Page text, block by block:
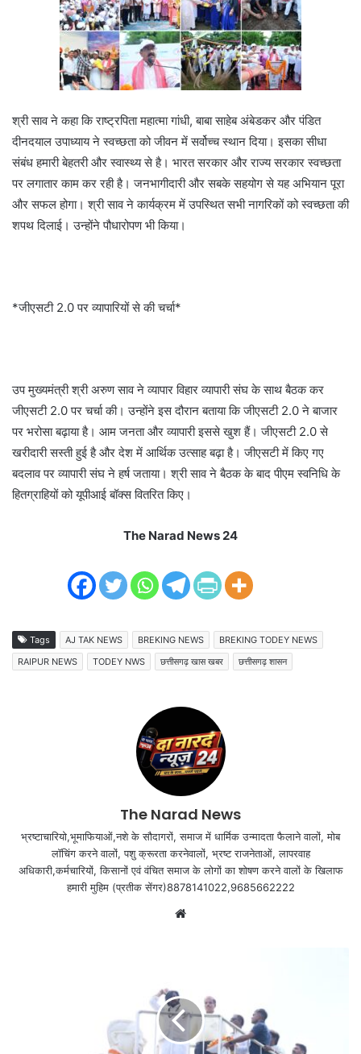
श्री साव ने कहा कि राष्ट्रपिता महात्मा गांधी, बाबा साहेब अंबेडकर और पंडित
दीनदयाल उपाध्याय ने स्वच्छता को जीवन में सर्वोच्च स्थान दिया। इसका सीधा
संबंध हमारी बेहतरी और स्वास्थ्य से है। भारत सरकार और राज्य सरकार स्वच्छता
पर लगातार काम कर रही है। जनभागीदारी और सबके सहयोग से यह अभियान पूरा
और सफल होगा। श्री साव ने कार्यक्रम में उपस्थित सभी नागरिकों को स्वच्छता की
शपथ दिलाई। उन्होंने पौधारोपण भी किया।
*जीएसटी 2.0 पर व्यापारियों से की चर्चा*
उप मुख्यमंत्री श्री अरुण साव ने व्यापार विहार व्यापारी संघ के साथ बैठक कर
जीएसटी 2.0 पर चर्चा की। उन्होंने इस दौरान बताया कि जीएसटी 2.0 ने बाजार
पर भरोसा बढ़ाया है। आम जनता और व्यापारी इससे खुश हैं। जीएसटी 2.0 से
खरीदारी सस्ती हुई है और देश में आर्थिक उत्साह बढ़ा है। जीएसटी में किए गए
बदलाव पर व्यापारी संघ ने हर्ष जताया। श्री साव ने बैठक के बाद पीएम स्वनिधि के
हितग्राहियों को यूपीआई बॉक्स वितरित किए।
The Narad News 24
Tags AJ TAK NEWS BREKING NEWS
BREKING TODEY NEWS
RAIPUR NEWS
TODEY NWS छत्तीसगढ़ खास खबर छत्तीसगढ़ शासन
The Narad News
भ्रष्टाचारियो,भूमाफियाओं,नशे के सौदागरों, समाज में धार्मिक उन्मादता फैलाने वालों, मोब
लॉचिंग करने वालों, पशु क्रूरता करनेवालों, भ्रष्ट राजनेताओं, लापरवाह
अधिकारी,कर्मचारियों, किसानों एवं वंचित समाज के लोगों का शोषण करने वालों के खिलाफ
हमारी मुहिम (प्रतीक सेंगर)8878141022,9685662222
Website